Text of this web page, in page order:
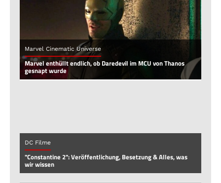
Marvel Cinematic Universe
Marvel enthüllt endlich, ob Daredevil im MCU von Thanos
gesnapt wurde
DC Filme
"Constantine 2": Veröffentlichung, Besetzung & Alles, was
wir wissen